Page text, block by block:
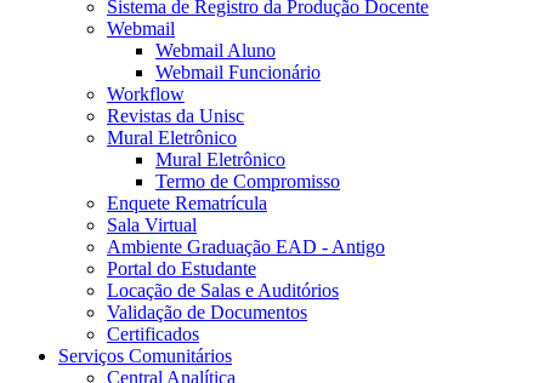
Sistema de Registro da Produção Docente
Webmail
Webmail Aluno
Webmail Funcionário
Workflow
Revistas da Unisc
Mural Eletrônico
Mural Eletrônico
Termo de Compromisso
Enquete Rematrícula
Sala Virtual
Ambiente Graduação EAD - Antigo
Portal do Estudante
Locação de Salas e Auditórios
Validação de Documentos
Certificados
Serviços Comunitários
Central Analítica